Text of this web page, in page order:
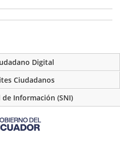
Digital
Ciudadanos
Información (SNI)